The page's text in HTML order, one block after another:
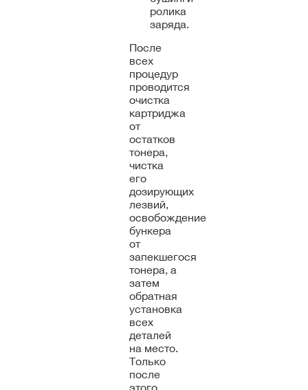
ролика
заряда.
После
всех
процедур
проводится
очистка
картриджа
от
остатков
тонера,
чистка
его
дозирующих
лезвий,
освобождение
бункера
от
запекшегося
тонера, а
затем
обратная
установка
всех
деталей
на место.
Только
после
этого